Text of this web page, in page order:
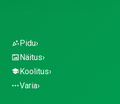
Pidu
Näitus
Koolitus
Varia